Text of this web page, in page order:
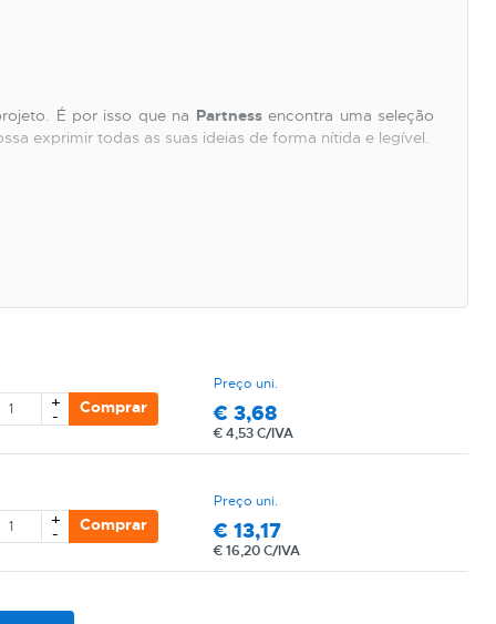
É por isso que na Partnessencontra uma seleção
exprimir todas as suas ideias de forma nítida e legível.
Preço uni.
€3,68
€4,53 C/IVA
+
- Comprar
Preço uni.
€13,17
€16,20 C/IVA
+
- Comprar